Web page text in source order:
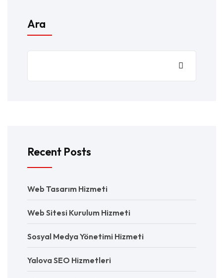
Ara
Recent Posts
Web Tasarım Hizmeti
Web Sitesi Kurulum Hizmeti
Sosyal Medya Yönetimi Hizmeti
Yalova SEO Hizmetleri